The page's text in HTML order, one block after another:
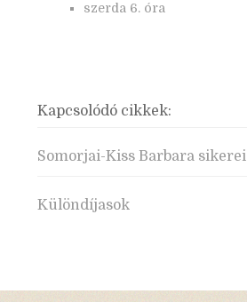
szerda 6. óra
Kapcsolódó cikkek:
Somorjai-Kiss Barbara sikerei
Különdíjasok